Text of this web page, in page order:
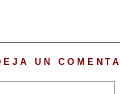
UN